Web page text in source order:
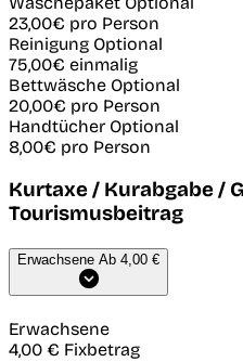
23,00€ pro Person
Reinigung Optional
75,00€ einmalig
Bettwäsche Optional
20,00€ pro Person
Handtücher Optional
8,00€ pro Person
Kurtaxe / Kurabgabe /
Tourismusbeitrag
Erwachsene Ab 4,00 €
Erwachsene
4,00 € Fixbetrag